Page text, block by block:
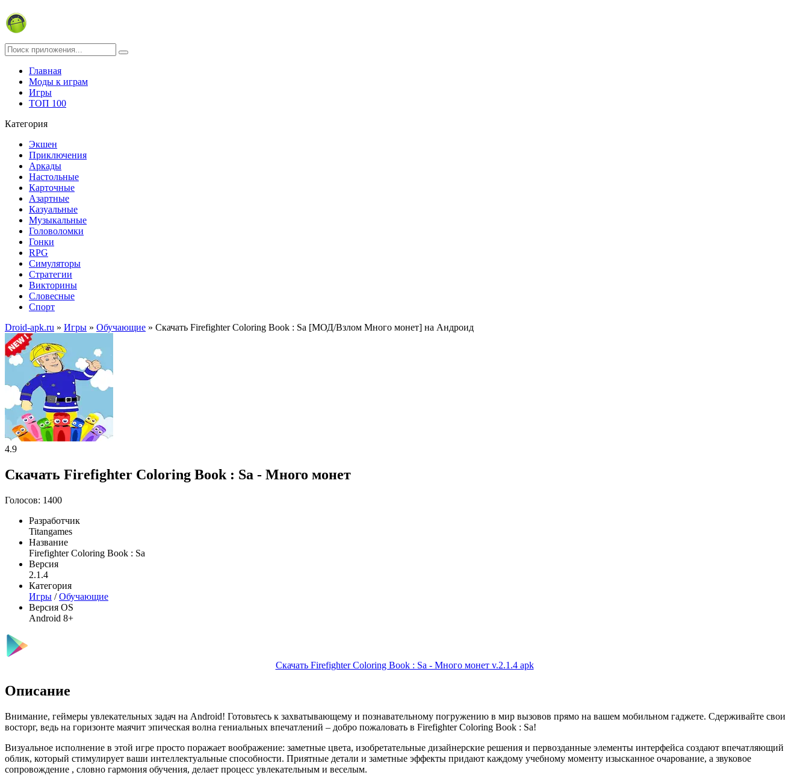
Главная
Моды к играм
Игры
ТОП 100
Категория
Экшен
Приключения
Аркады
Настольные
Карточные
Азартные
Казуальные
Музыкальные
Головоломки
Гонки
RPG
Симуляторы
Стратегии
Викторины
Словесные
Спорт
Droid-apk.ru » Игры » Обучающие » Скачать Firefighter Coloring Book : Sa [МОД/Взлом Много монет] на Андроид
4.9
Скачать Firefighter Coloring Book : Sa - Много монет
Голосов: 1400
Разработчик
Titangames
Название
Firefighter Coloring Book : Sa
Версия
2.1.4
Категория
Игры /Обучающие
Версия OS
Android 8+
Скачать Firefighter Coloring Book : Sa - Много монет v.2.1.4 apk
Описание
Внимание, геймеры увлекательных задач на Android! Готовьтесь к захватывающему и познавательному погружению в мир вызовов прямо на вашем мобильном гаджете. Сдерживайте свои
восторг, ведь на горизонте маячит эпическая волна гениальных впечатлений – добро пожаловать в Firefighter Coloring Book : Sa!
Визуальное исполнение в этой игре просто поражает воображение: заметные цвета, изобретательные дизайнерские решения и первозданные элементы интерфейса создают впечатляющий
облик, который стимулирует ваши интеллектуальные способности. Приятные детали и заметные эффекты придают каждому учебному моменту изысканное очарование, а звуковое
сопровождение , словно гармония обучения, делает процесс увлекательным и веселым.